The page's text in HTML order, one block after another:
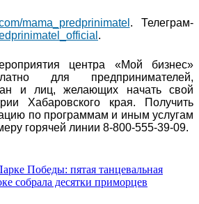
mama_predprinimatel . Телеграм-
.
центра «Мой бизнес»
для предпринимателей,
и лиц, желающих начать свой
Хабаровского края. Получить
по программам и иным услугам
горячей линии 8-800-555-39-09.